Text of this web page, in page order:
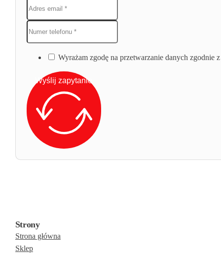
Wyrażam zgodę na przetwarzanie danych zgodnie
Wyślij zapytanie
Strony
Strona główna
Sklep